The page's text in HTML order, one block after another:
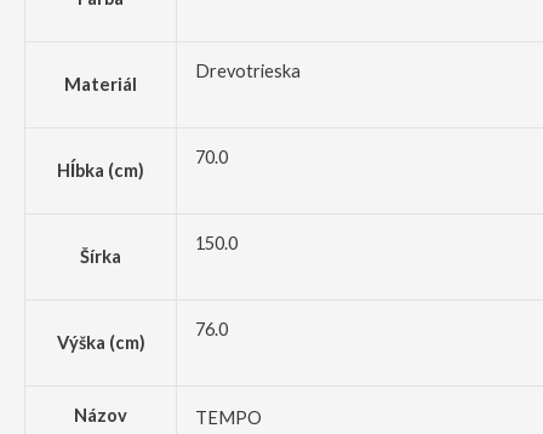
Materiál
Drevotrieska
Hĺbka (cm)
70.0
Šírka
150.0
Výška (cm)
76.0
Názov
TEMPO